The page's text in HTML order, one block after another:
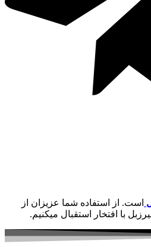
است. از استفاده شما عزیزان از
با افتخار استقبال میکنیم.